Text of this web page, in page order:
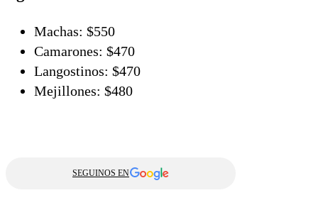
Machas: $550
Camarones: $470
Langostinos: $470
Mejillones: $480
SEGUINOS EN